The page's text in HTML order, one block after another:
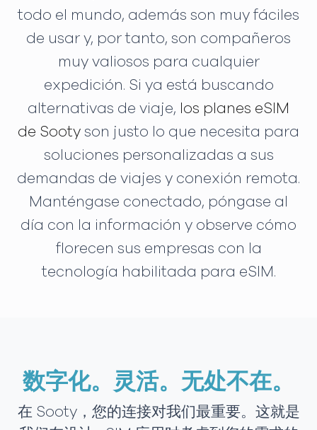
todo el mundo, además son muy fáciles
de usar y, por tanto, son compañeros
muy valiosos para cualquier
expedición. Si ya está buscando
alternativas de viaje, los planes eSIM
de Sooty son justo lo que necesita para
soluciones personalizadas a sus
demandas de viajes y conexión remota.
Manténgase conectado, póngase al
día con la información y observe cómo
florecen sus empresas con la
tecnología habilitada para eSIM.
数字化。灵活。无处不在。
在 Sooty，您的连接对我们最重要。这就是